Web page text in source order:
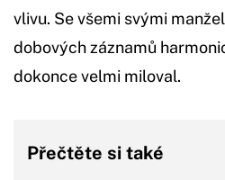
vlivu. Se všemi svými
dobových záznamů
dokonce velmi miloval.
Přečtěte si také